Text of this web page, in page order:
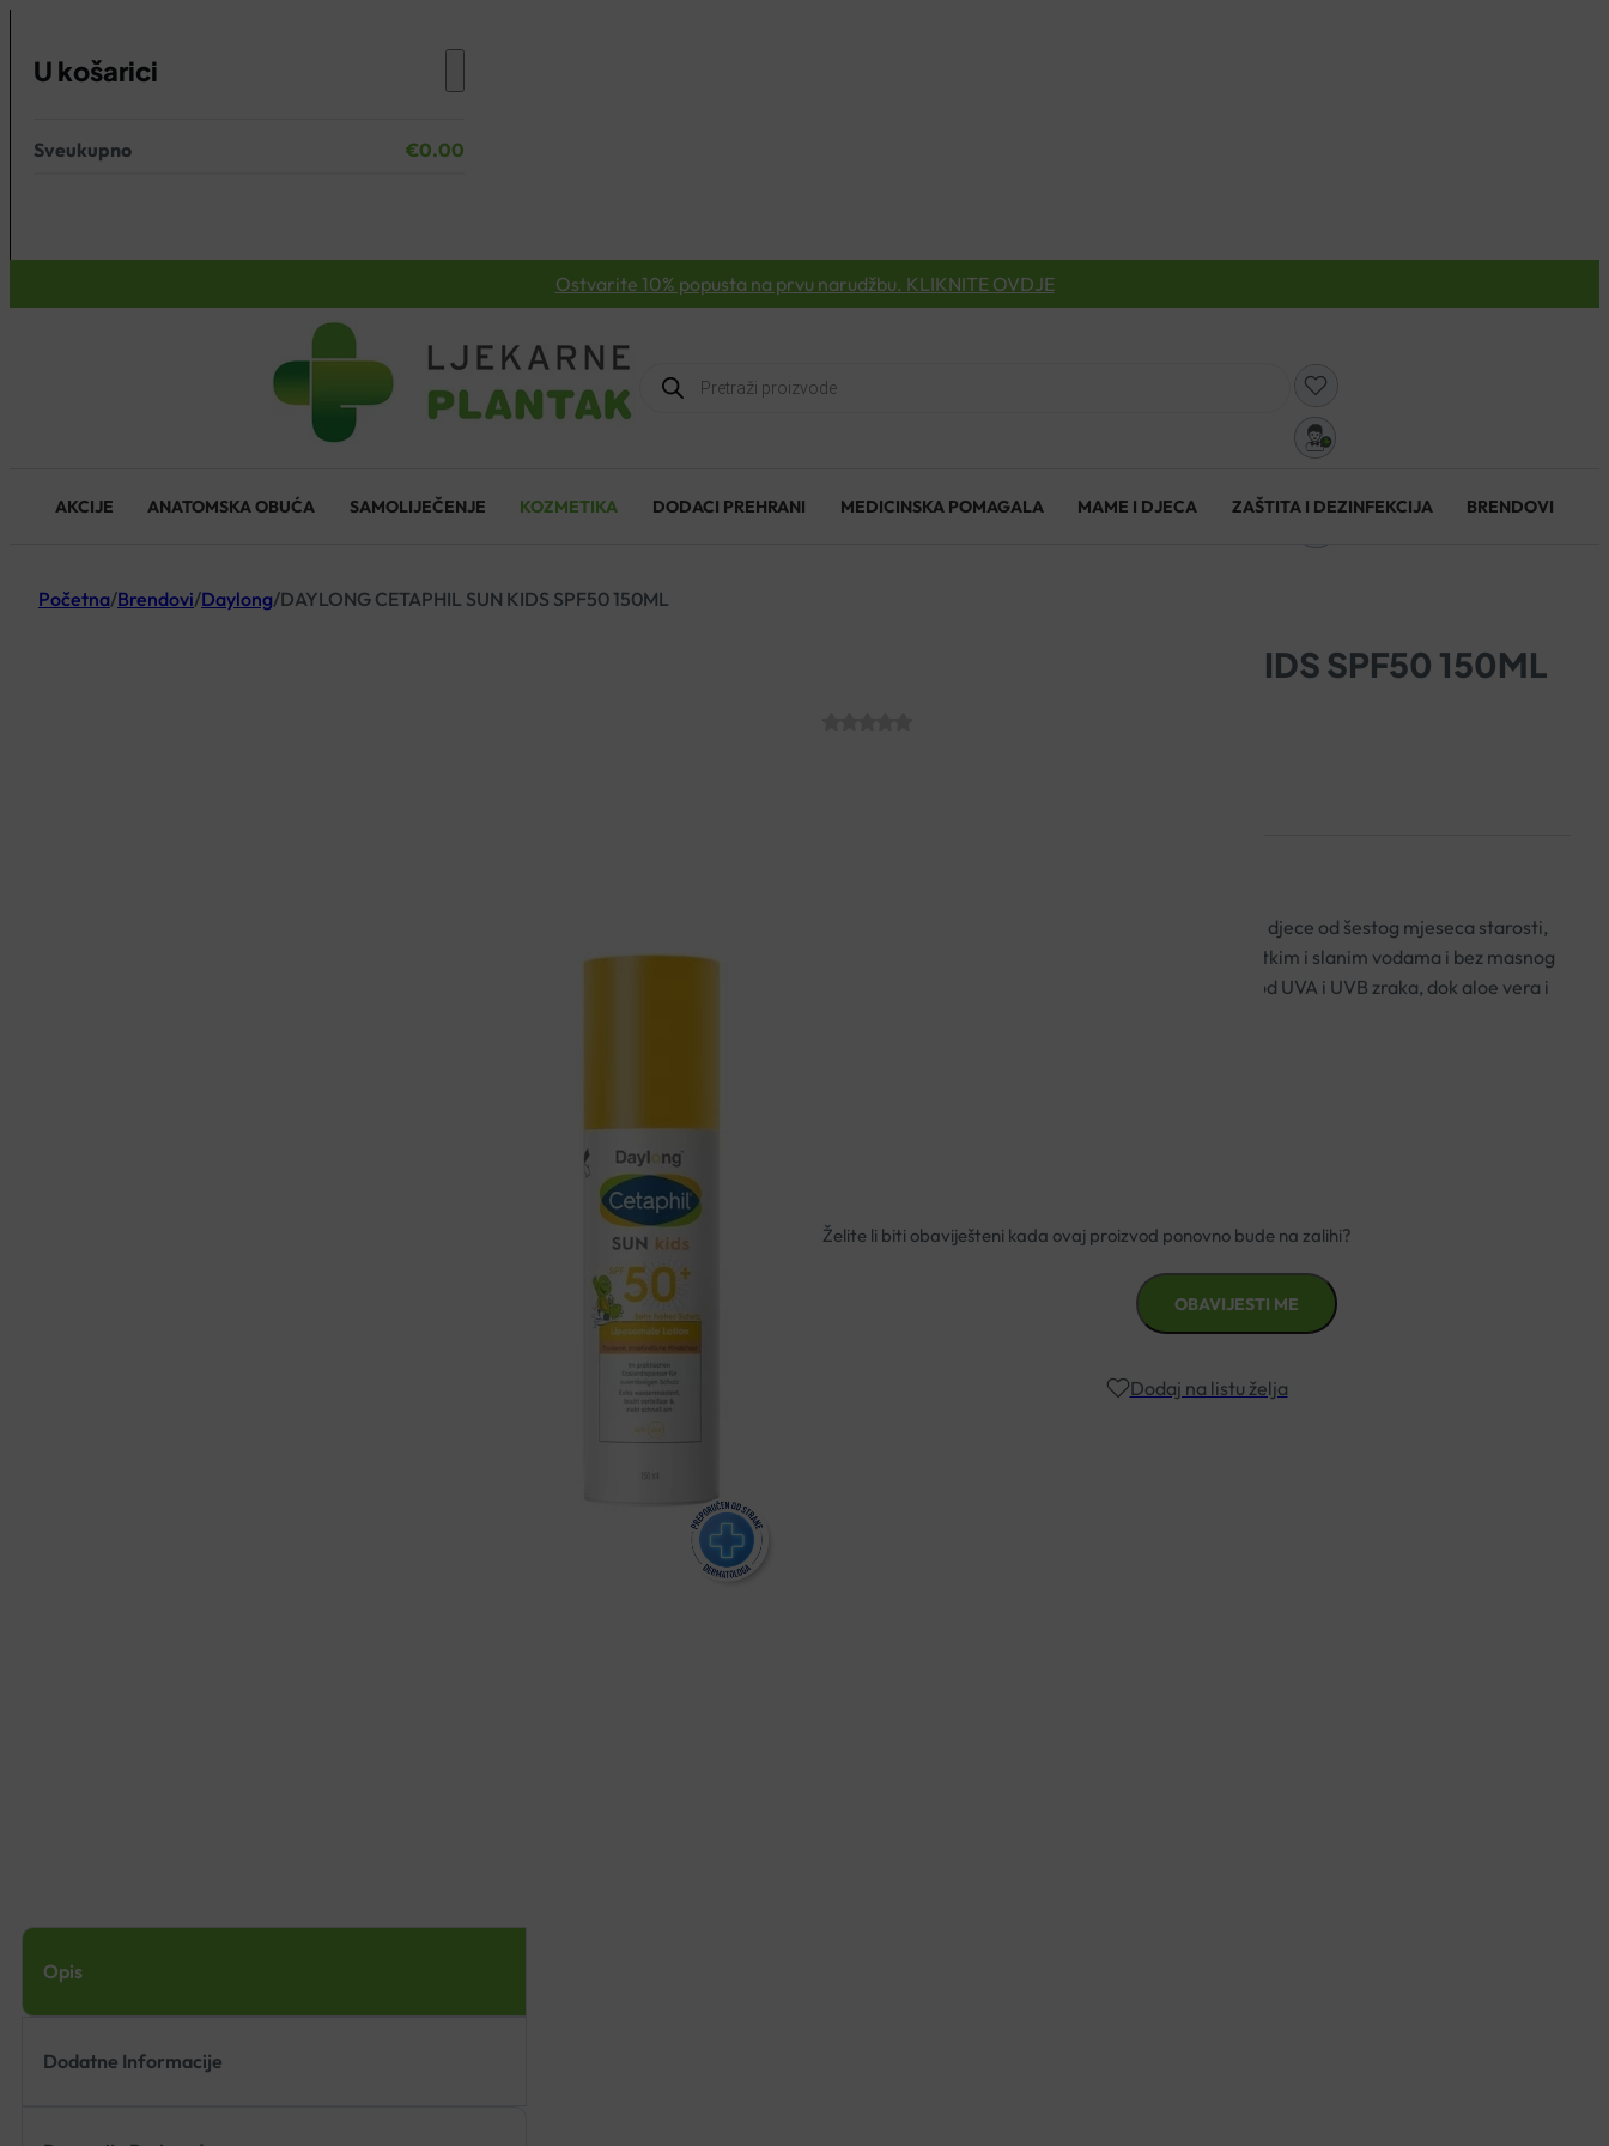
U košarici
Nema proizvoda u košarici.
Sveukupno €0.00
Ostvarite 10% popusta na prvu narudžbu. KLIKNITE OVDJE
Products
search
AKCIJE ANATOMSKA OBUĆA SAMOLIJEČENJE KOZMETIKA DODACI PREHRANI MEDICINSKA POMAGALA MAME I DJECA ZAŠTITA I DEZINFEKCIJA BRENDOVI
Početna/Brendovi/Daylong/DAYLONG CETAPHIL SUN KIDS SPF50 150ML
DAYLONG CETAPHIL SUN KIDS SPF50 150ML
Liposomalni losion za zaštitu od sunca osjetljive kože djece od šestog mjeseca starosti,
prikladan i kod neurodermatitisa. Vodootporan u slatkim i slanim vodama i bez masnog
traga. Fotostabilni UV filtri pružaju trenutnu zaštitu od UVA i UVB zraka, dok aloe vera i
Dodaj na listu želja
Opis
Dodatne Informacije